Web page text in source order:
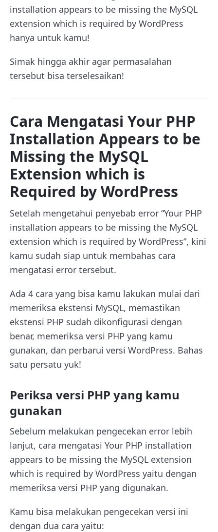
installation appears to be missing the MySQL
extension which is required by WordPress
hanya untuk kamu!
Simak hingga akhir agar permasalahan
tersebut bisa terselesaikan!
Cara Mengatasi Your PHP
Installation Appears to be
Missing the MySQL
Extension which is
Required by WordPress
Setelah mengetahui penyebab error “Your PHP
installation appears to be missing the MySQL
extension which is required by WordPress”, kini
kamu sudah siap untuk membahas cara
mengatasi error tersebut.
Ada 4 cara yang bisa kamu lakukan mulai dari
memeriksa ekstensi MySQL, memastikan
ekstensi PHP sudah dikonfigurasi dengan
benar, memeriksa versi PHP yang kamu
gunakan, dan perbarui versi WordPress. Bahas
satu persatu yuk!
Periksa versi PHP yang kamu
gunakan
Sebelum melakukan pengecekan error lebih
lanjut, cara mengatasi Your PHP installation
appears to be missing the MySQL extension
which is required by WordPress yaitu dengan
memeriksa versi PHP yang digunakan.
Kamu bisa melakukan pengecekan versi ini
dengan dua cara yaitu: